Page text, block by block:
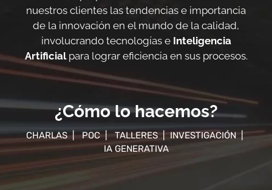
nuestros clientes las tendencias e importancia
de la innovación en el mundo de la calidad,
involucrando tecnologías eInteligencia
Artificialpara lograr eficiencia en sus procesos.
¿Cómo lo hacemos?
CHARLAS | POC | TALLERES | INVESTIGACIÓN |
IA GENERATIVA